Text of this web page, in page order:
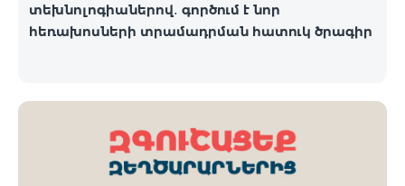
տեխնոլոգիաներով․ գործում է նոր
հեռախոսների տրամադրման հատուկ ծրագիր